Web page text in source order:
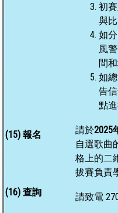
初
與
如
風
間
如
告
點進
(15) 報名 請於2025
自選歌曲
格上的二
拔賽負責
(16) 查詢
請致電